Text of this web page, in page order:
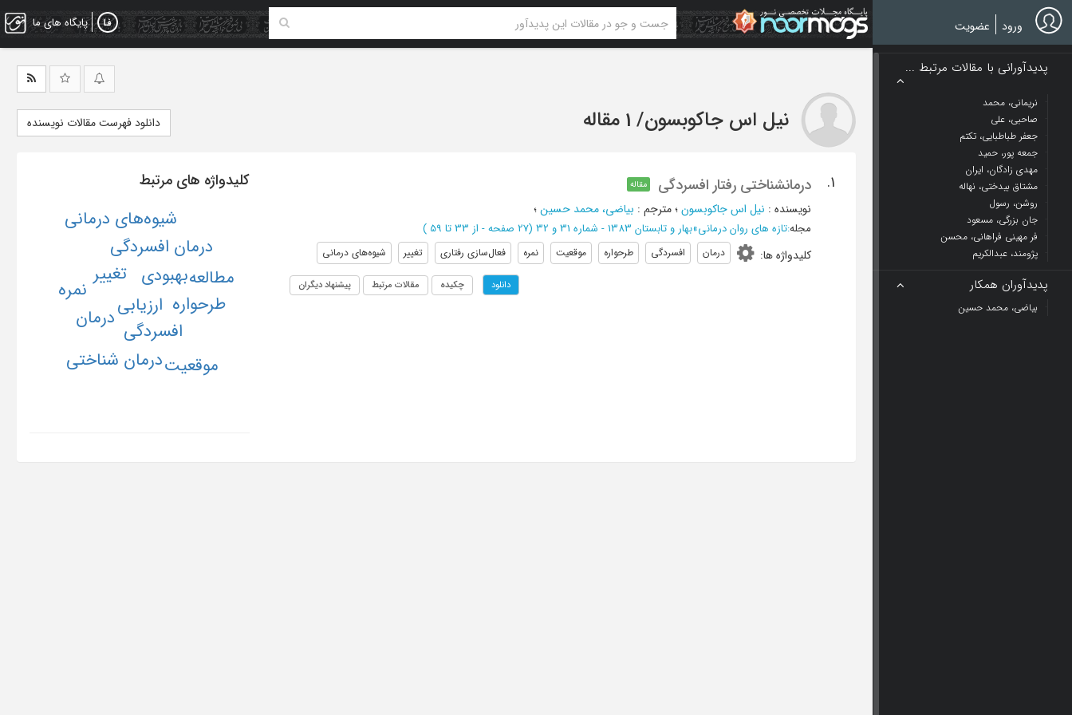
Skip
to
main
پایگاه های ما ورود عضویت
پدیدآورانی با مقالات مرتبط ...
نریمانی، محمد
صاحبی، علی
جعفر طباطبایی، تکتم
جمعه پور، حمید
مهدی زادگان، ایران
مشتاق بیدختی، نهاله
روشن، رسول
جان بزرگی، مسعود
فر مهینی فراهانی، محسن
پژومند، عبدالکریم
پدیدآوران همکار
بیاضی، محمد حسین
نیل اس جاکوبسون/ 1 مقاله دانلود فهرست مقالات نویسنده
1. درمانشناختی رفتار افسردگی مقاله
نویسنده : نیل اس جاکوبسون؛مترجم : بیاضی، محمد حسین؛
مجله:تازه های روان درمانی»بهار و تابستان 1383 - شماره 31 و 32 (‎27 صفحه - از 33 تا 59 )
کلیدواژه ها: درمان افسردگی طرحواره موقعیت نمره فعال‌سازی رفتاری تغییر شیوه‌های درمانی
دانلود چکیده مقالات مرتبط پیشنهاد دیگران
کلیدواژه های مرتبط
ارزیابی
افسردگی
بهبودی تغییر
درمان
درمان افسردگی
درمان شناختی
شیوه‌های درمانی
طرحواره
مطالعه
موقعیت
نمره